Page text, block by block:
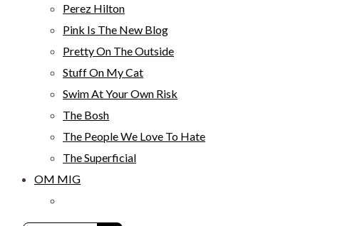
Perez Hilton
Pink Is The New Blog
Pretty On The Outside
Stuff On My Cat
Swim At Your Own Risk
The Bosh
The People We Love To Hate
The Superficial
OM MIG